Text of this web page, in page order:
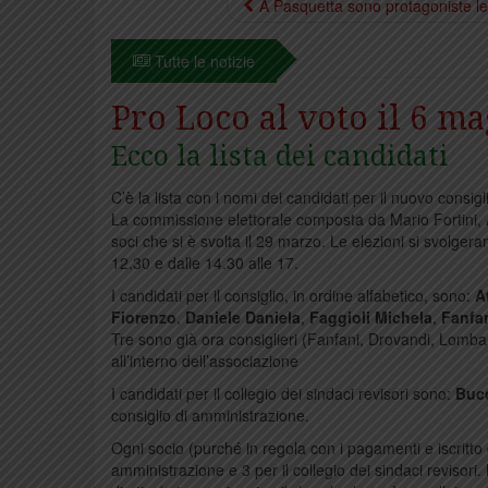
A Pasquetta sono protagoniste
Tutte le notizie
Pro Loco al voto il 6
Ecco la lista dei candidati
C’è la lista con i nomi dei candidati per il nuovo
La commissione elettorale composta da Mario
soci che si è svolta il 29 marzo. Le elezioni si
12.30 e dalle 14.30 alle 17.
I candidati per il consiglio, in ordine alfabetico, sono:
Fiorenzo, Daniele Daniela, Faggioli Michela,
Tre sono già ora consiglieri (Fanfani, Drovandi,
all’interno dell’associazione
I candidati per il collegio dei sindaci revisori sono:
consiglio di amministrazione.
Ogni socio (purché in regola con i pagamenti e
amministrazione e 3 per il collegio dei sindaci